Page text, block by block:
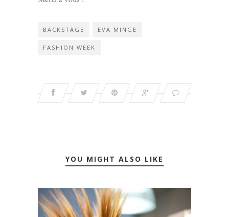
BACKSTAGE EVA MINGE
FASHION WEEK
YOU MIGHT ALSO LIKE